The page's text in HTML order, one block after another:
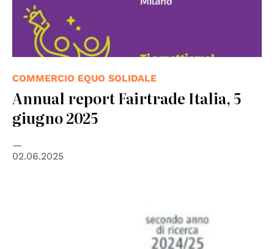
COMMERCIO EQUO SOLIDALE
Annual report Fairtrade Italia, 5
giugno 2025
02.06.2025